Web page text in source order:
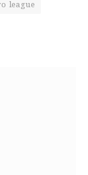
league